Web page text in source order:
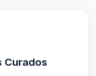
Curados